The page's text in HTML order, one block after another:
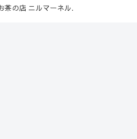
茶の店 ニルマーネル.